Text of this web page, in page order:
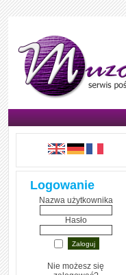
Logowanie
Nazwa użytkownika
Hasło
Nie możesz się